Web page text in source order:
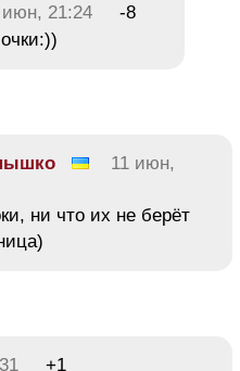
июн, 21:24
-8
11 июн,
ни что их не берёт
+1